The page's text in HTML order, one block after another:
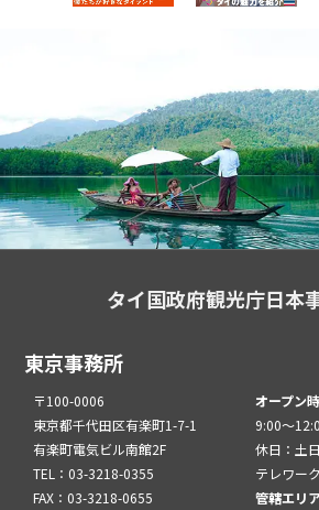
タイ国政府観光庁日本
東京事務所
〒100-0006
東京都千代田区有楽町1-7-1
有楽町電気ビル南館2F
TEL：03-3218-0355
FAX：03-3218-0655
オープン
9:00～
休日：土
テレワー
管轄エリ